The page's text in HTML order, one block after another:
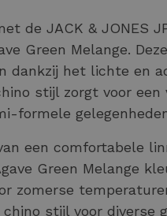
de JACK & JONES
Green Melange.
dankzij het lichte en
stijl zorgt voor een
formele
een comfortabele
Green Melange
zomerse
chino stijl voor diverse